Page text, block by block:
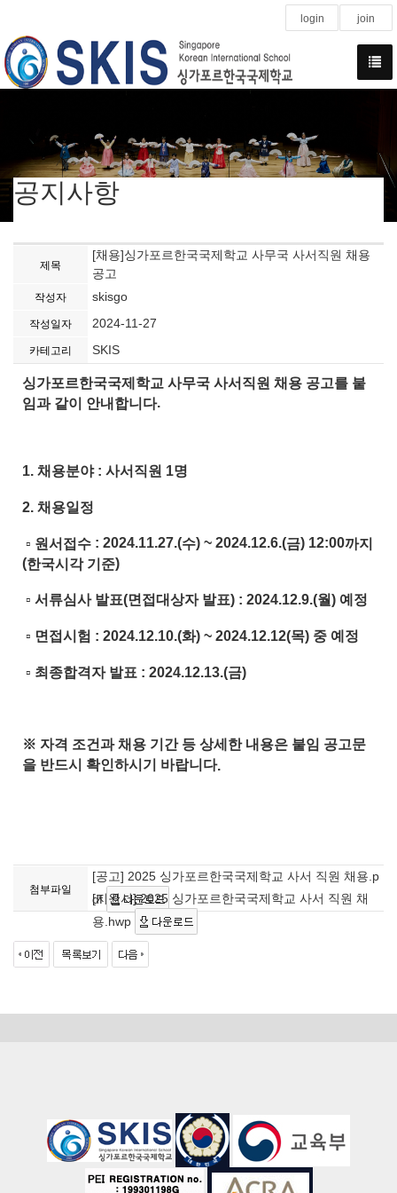
login join
공지사항
제목
[채용]싱가포르한국국제학교 사무국 사서직원 채용
공고
작성자 skisgo
작성일자 2024-11-27
카테고리 SKIS
싱가포르한국국제학교 사무국 사서직원 채용 공고를 붙
임과 같이 안내합니다.
1. 채용분야 : 사서직원 1명
2. 채용일정
▫ 원서접수 : 2024.11.27.(수) ~ 2024.12.6.(금) 12:00까지
(한국시각 기준)
▫ 서류심사 발표(면접대상자 발표) : 2024.12.9.(월) 예정
▫ 면접시험 : 2024.12.10.(화) ~ 2024.12.12(목) 중 예정
▫ 최종합격자 발표 : 2024.12.13.(금)
※ 자격 조건과 채용 기간 등 상세한 내용은 붙임 공고문
을 반드시 확인하시기 바랍니다.
첨부파일
[공고] 2025 싱가포르한국국제학교 사서 직원 채용.p
df
[지원서] 2025 싱가포르한국국제학교 사서 직원 채
용.hwp